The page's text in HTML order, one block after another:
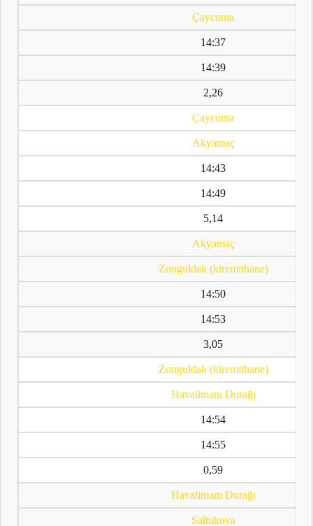
Çaycuma
14:37
14:39
2,26
Çaycuma
Akyamaç
14:43
14:49
5,14
Akyamaç
Zonguldak (kiremithane)
14:50
14:53
3,05
Zonguldak (kiremithane)
Havalimanı Durağı
14:54
14:55
0,59
Havalimanı Durağı
Saltukova